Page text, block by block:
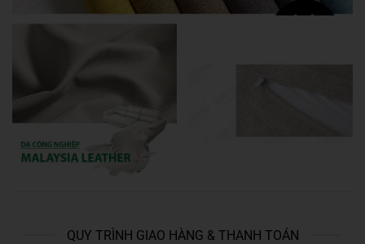
QUY TRÌNH GIAO HÀNG & THANH TOÁN